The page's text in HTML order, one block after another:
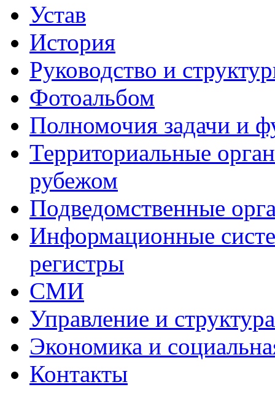
Устав
История
Руководство и
Фотоальбом
Полномочия задачи и
Территориальные
рубежом
Подведомственные
Информационные
регистры
СМИ
Управление и
Экономика и
Контакты